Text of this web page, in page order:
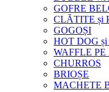
GOFRE
CLĂTITE și
GOGOȘI
HOT DOG
WAFFLE PE
CHURROS
BRIOȘE
MACHETE